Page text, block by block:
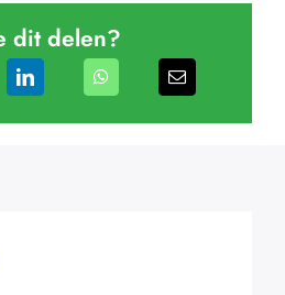
dit delen?